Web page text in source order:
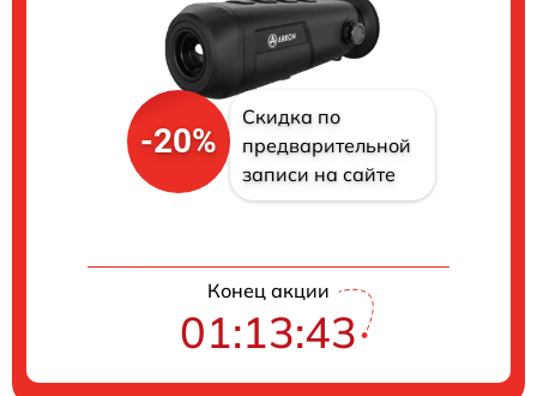
-20%
Скидка по
предварительной
записи на сайте
Конец акции
01:13:42